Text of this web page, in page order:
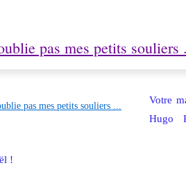
pas mes petits souliers
Votre
Hugo
!